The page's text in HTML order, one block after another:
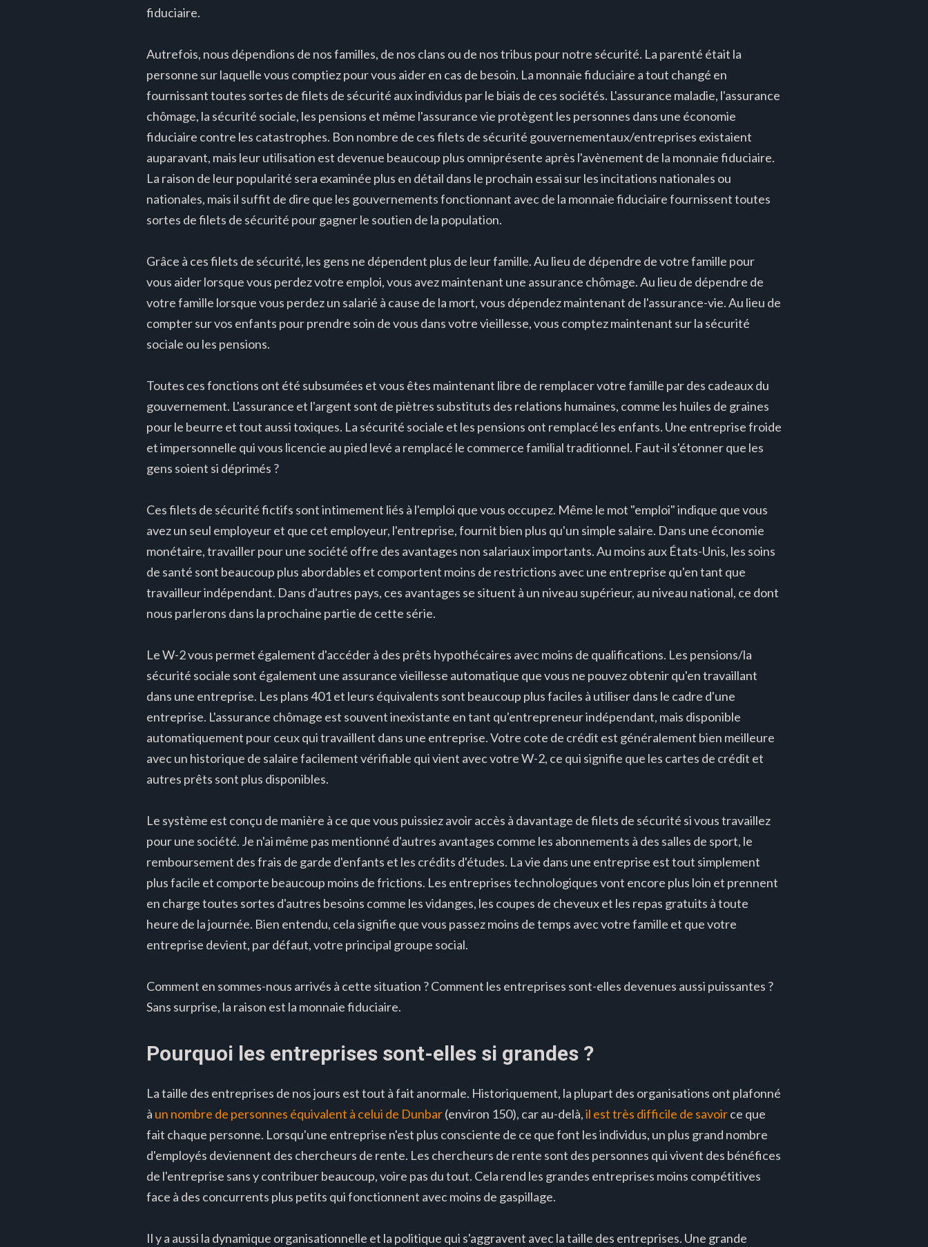
fiduciaire.
Autrefois, nous dépendions de nos familles, de nos clans ou de nos tribus pour notre sécurité. La parenté était la
personne sur laquelle vous comptiez pour vous aider en cas de besoin. La monnaie fiduciaire a tout changé en
fournissant toutes sortes de filets de sécurité aux individus par le biais de ces sociétés. L'assurance maladie, l'assurance
chômage, la sécurité sociale, les pensions et même l'assurance vie protègent les personnes dans une économie
fiduciaire contre les catastrophes. Bon nombre de ces filets de sécurité gouvernementaux/entreprises existaient
auparavant, mais leur utilisation est devenue beaucoup plus omniprésente après l'avènement de la monnaie fiduciaire.
La raison de leur popularité sera examinée plus en détail dans le prochain essai sur les incitations nationales ou
nationales, mais il suffit de dire que les gouvernements fonctionnant avec de la monnaie fiduciaire fournissent toutes
sortes de filets de sécurité pour gagner le soutien de la population.
Grâce à ces filets de sécurité, les gens ne dépendent plus de leur famille. Au lieu de dépendre de votre famille pour
vous aider lorsque vous perdez votre emploi, vous avez maintenant une assurance chômage. Au lieu de dépendre de
votre famille lorsque vous perdez un salarié à cause de la mort, vous dépendez maintenant de l'assurance-vie. Au lieu de
compter sur vos enfants pour prendre soin de vous dans votre vieillesse, vous comptez maintenant sur la sécurité
sociale ou les pensions.
Toutes ces fonctions ont été subsumées et vous êtes maintenant libre de remplacer votre famille par des cadeaux du
gouvernement. L'assurance et l'argent sont de piètres substituts des relations humaines, comme les huiles de graines
pour le beurre et tout aussi toxiques. La sécurité sociale et les pensions ont remplacé les enfants. Une entreprise froide
et impersonnelle qui vous licencie au pied levé a remplacé le commerce familial traditionnel. Faut-il s'étonner que les
gens soient si déprimés ?
Ces filets de sécurité fictifs sont intimement liés à l'emploi que vous occupez. Même le mot "emploi" indique que vous
avez un seul employeur et que cet employeur, l'entreprise, fournit bien plus qu'un simple salaire. Dans une économie
monétaire, travailler pour une société offre des avantages non salariaux importants. Au moins aux États-Unis, les soins
de santé sont beaucoup plus abordables et comportent moins de restrictions avec une entreprise qu'en tant que
travailleur indépendant. Dans d'autres pays, ces avantages se situent à un niveau supérieur, au niveau national, ce dont
nous parlerons dans la prochaine partie de cette série.
Le W-2 vous permet également d'accéder à des prêts hypothécaires avec moins de qualifications. Les pensions/la
sécurité sociale sont également une assurance vieillesse automatique que vous ne pouvez obtenir qu'en travaillant
dans une entreprise. Les plans 401 et leurs équivalents sont beaucoup plus faciles à utiliser dans le cadre d'une
entreprise. L'assurance chômage est souvent inexistante en tant qu'entrepreneur indépendant, mais disponible
automatiquement pour ceux qui travaillent dans une entreprise. Votre cote de crédit est généralement bien meilleure
avec un historique de salaire facilement vérifiable qui vient avec votre W-2, ce qui signifie que les cartes de crédit et
autres prêts sont plus disponibles.
Le système est conçu de manière à ce que vous puissiez avoir accès à davantage de filets de sécurité si vous travaillez
pour une société. Je n'ai même pas mentionné d'autres avantages comme les abonnements à des salles de sport, le
remboursement des frais de garde d'enfants et les crédits d'études. La vie dans une entreprise est tout simplement
plus facile et comporte beaucoup moins de frictions. Les entreprises technologiques vont encore plus loin et prennent
en charge toutes sortes d'autres besoins comme les vidanges, les coupes de cheveux et les repas gratuits à toute
heure de la journée. Bien entendu, cela signifie que vous passez moins de temps avec votre famille et que votre
entreprise devient, par défaut, votre principal groupe social.
Comment en sommes-nous arrivés à cette situation ? Comment les entreprises sont-elles devenues aussi puissantes ?
Sans surprise, la raison est la monnaie fiduciaire.
Pourquoi les entreprises sont-elles si grandes ?
La taille des entreprises de nos jours est tout à fait anormale. Historiquement, la plupart des organisations ont plafonné
à un nombre de personnes équivalent à celui de Dunbar(environ 150), car au-delà,il est très difficile de savoirce que
fait chaque personne. Lorsqu'une entreprise n'est plus consciente de ce que font les individus, un plus grand nombre
d'employés deviennent des chercheurs de rente. Les chercheurs de rente sont des personnes qui vivent des bénéfices
de l'entreprise sans y contribuer beaucoup, voire pas du tout. Cela rend les grandes entreprises moins compétitives
face à des concurrents plus petits qui fonctionnent avec moins de gaspillage.
Il y a aussi la dynamique organisationnelle et la politique qui s'aggravent avec la taille des entreprises. Une grande